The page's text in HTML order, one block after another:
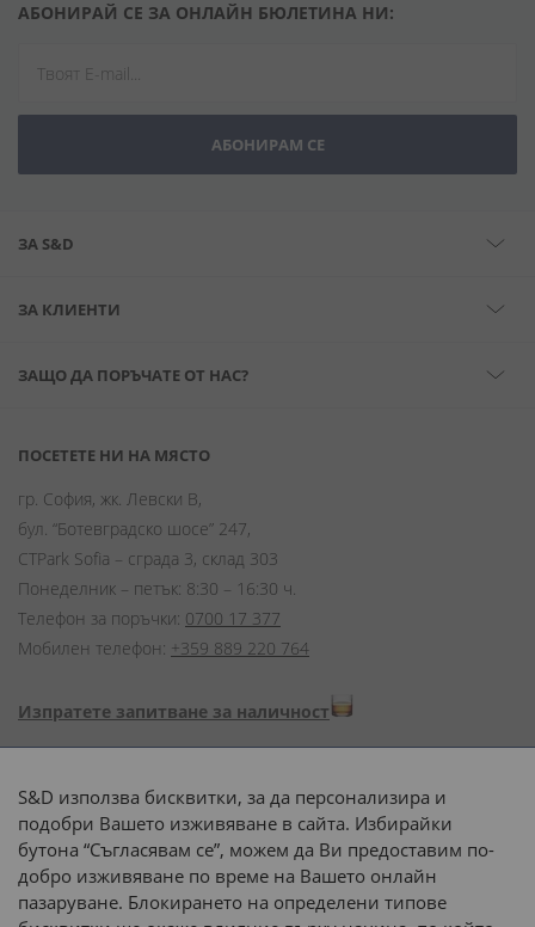
АБОНИРАЙ СЕ ЗА ОНЛАЙН БЮЛЕТИНА НИ:
АБОНИРАМ СЕ
ЗА S&D
ЗА КЛИЕНТИ
ЗАЩО ДА ПОРЪЧАТЕ ОТ НАС?
ПОСЕТЕТЕ НИ НА МЯСТО
гр. София, жк. Левски В,
бул. “Ботевградско шосе” 247,
CTPark Sofia – сграда 3, склад 303
Понеделник – петък: 8:30 – 16:30 ч.
Телефон за поръчки: 0700 17 377
Мобилен телефон: +359 889 220 764
Изпратете запитване за наличност
Начини на плащане:
Доставка до адрес с:
S&D използва бисквитки, за да персонализира и
подобри Вашето изживяване в сайта. Избирайки
бутона “Съгласявам се”, можем да Ви предоставим по-
добро изживяване по време на Вашето онлайн
пазаруване. Блокирането на определени типове